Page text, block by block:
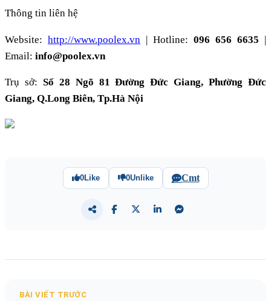
Thông tin liên hệ
Website: http://www.poolex.vn | Hotline: 096 656 6635 |
Email: info@poolex.vn
Trụ sở: Số 28 Ngõ 81 Đường Đức Giang, Phường Đức
Giang, Q.Long Biên, Tp.Hà Nội
0Like 0Unlike Cmt
BÀI VIẾT TRƯỚC